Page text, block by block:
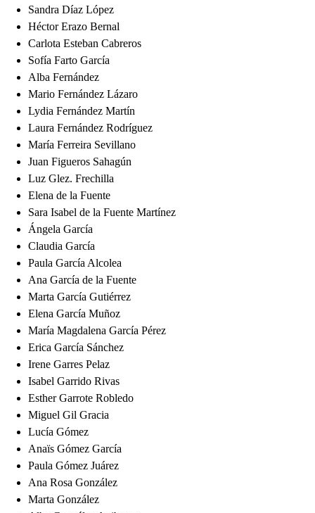
Sandra Díaz López
Héctor Erazo Bernal
Carlota Esteban Cabreros
Sofía Farto García
Alba Fernández
Mario Fernández Lázaro
Lydia Fernández Martín
Laura Fernández Rodríguez
María Ferreira Sevillano
Juan Figueros Sahagún
Luz Glez. Frechilla
Elena de la Fuente
Sara Isabel de la Fuente Martínez
Ángela García
Claudia García
Paula García Alcolea
Ana García de la Fuente
Marta García Gutiérrez
Elena García Muñoz
María Magdalena García Pérez
Erica García Sánchez
Irene Garres Pelaz
Isabel Garrido Rivas
Esther Garrote Robledo
Miguel Gil Gracia
Lucía Gómez
Anaïs Gómez García
Paula Gómez Juárez
Ana Rosa González
Marta González